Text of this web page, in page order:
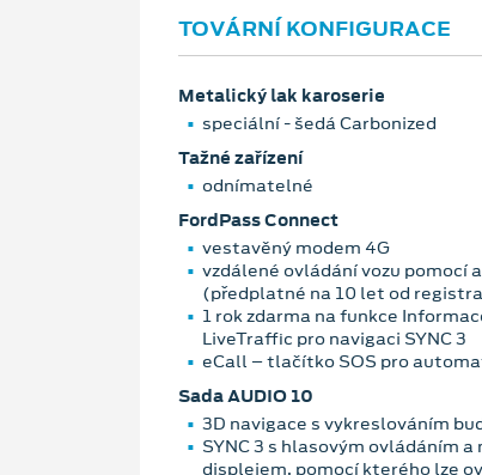
TOVÁRNÍ KONFIGURACE
Metalický lak karoserie
speciální - šedá Carbonized
Tažné zařízení
odnímatelné
FordPass Connect
vestavěný modem 4G
vzdálené ovládání vozu pomocí
(předplatné na 10 let od
1 rok zdarma na funkce
LiveTraffic pro navigaci SYNC 3
eCall – tlačítko SOS pro
Sada AUDIO 10
3D navigace s vykreslováním
SYNC 3 s hlasovým ovládáním
displejem, pomocí kterého lze